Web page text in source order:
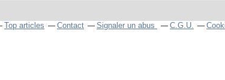
Top articles Contact Signaler un abus C.G.U.